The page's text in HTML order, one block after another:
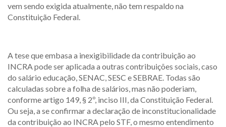
vem sendo exigida atualmente, não tem respaldo na
Constituição Federal.
A tese que embasa a inexigibilidade da contribuição ao
INCRA pode ser aplicada a outras contribuições sociais, caso
do salário educação, SENAC, SESC e SEBRAE. Todas são
calculadas sobre a folha de salários, mas não poderiam,
conforme artigo 149, § 2º, inciso III, da Constituição Federal.
Ou seja, a se confirmar a declaração de inconstitucionalidade
da contribuição ao INCRA pelo STF, o mesmo entendimento